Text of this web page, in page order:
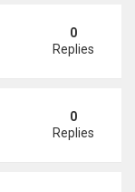
0
Replies
thương trong tiệc
0
Replies